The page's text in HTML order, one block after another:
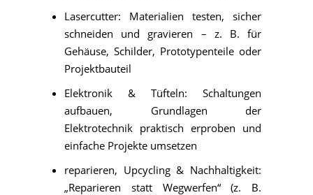
Lasercutter: Materialien testen, sicher
schneiden und gravieren – z. B. für
Gehäuse, Schilder, Prototypenteile oder
Projektbauteil
Elektronik & Tüfteln: Schaltungen
aufbauen, Grundlagen der
Elektrotechnik praktisch erproben und
einfache Projekte umsetzen
reparieren, Upcycling & Nachhaltigkeit:
„Reparieren statt Wegwerfen“ (z. B.